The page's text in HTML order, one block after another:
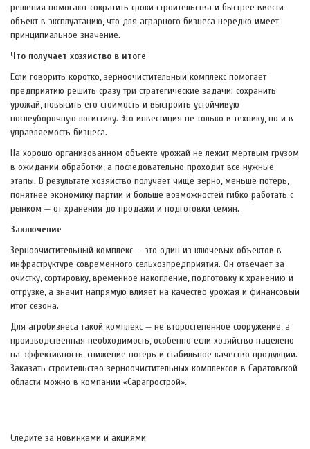
решения помогают сократить сроки строительства и быстрее ввести
объект в эксплуатацию, что для аграрного бизнеса нередко имеет
принципиальное значение.
Что получает хозяйство в итоге
Если говорить коротко, зерноочистительный комплекс помогает
предприятию решить сразу три стратегические задачи: сохранить
урожай, повысить его стоимость и выстроить устойчивую
послеуборочную логистику. Это инвестиция не только в технику, но и в
управляемость бизнеса.
На хорошо организованном объекте урожай не лежит мертвым грузом
в ожидании обработки, а последовательно проходит все нужные
этапы. В результате хозяйство получает чище зерно, меньше потерь,
понятнее экономику партии и больше возможностей гибко работать с
рынком — от хранения до продажи и подготовки семян.
Заключение
Зерноочистительный комплекс — это один из ключевых объектов в
инфраструктуре современного сельхозпредприятия. Он отвечает за
очистку, сортировку, временное накопление, подготовку к хранению и
отгрузке, а значит напрямую влияет на качество урожая и финансовый
итог сезона.
Для агробизнеса такой комплекс — не второстепенное сооружение, а
производственная необходимость, особенно если хозяйство нацелено
на эффективность, снижение потерь и стабильное качество продукции.
Заказать строительство зерноочистительных комплексов в Саратовской
области можно в компании «Сарагрострой».
Следите за новинками и акциями